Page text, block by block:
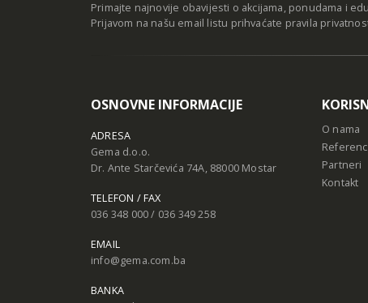
Primajte najnovije obavijesti o akcijama, ponudama i
Prijavom na našu email listu prihvaćate pravila
OSNOVNE INFORMACIJE
ADRESA
Gema d.o.o.
Dr. Ante Starčevića 74A, 88000 Mostar
TELEFON / FAX
036 348 000 / 036 349 258
EMAIL
info@gema.com.ba
BANKA
O nama
Partneri
Kontakt